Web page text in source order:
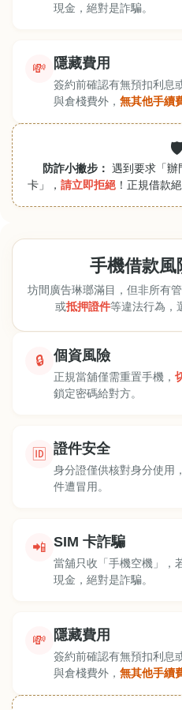
現金，絕對是詐騙。
💸 隱藏費用
簽約前確認有無預扣利息
與倉棧費外， 無其他手續
防詐小撇步： 遇到要求「辦
卡」， 請立即拒絕 ！正規借款
手機借款風
坊間廣告琳瑯滿目，但非所有
或抵押證件等違法行為，
🔒 個資風險
正規當舖僅需重置手機，
鎖定密碼給對方。
🆔 證件安全
身分證僅供核對身分使用，
件遭冒用。
📲 SIM 卡詐騙
當舖只收「手機空機」，
現金，絕對是詐騙。
💸 隱藏費用
簽約前確認有無預扣利息
與倉棧費外， 無其他手續